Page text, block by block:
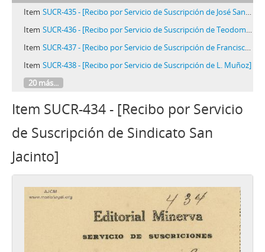
Item SUCR-435 - [Recibo por Servicio de Suscripción de José Sandoval]
Item SUCR-436 - [Recibo por Servicio de Suscripción de Teodomiro Astor]
Item SUCR-437 - [Recibo por Servicio de Suscripción de Francisco Sabroso]
Item SUCR-438 - [Recibo por Servicio de Suscripción de L. Muñoz]
20 más...
Item SUCR-434 - [Recibo por Servicio
de Suscripción de Sindicato San
Jacinto]